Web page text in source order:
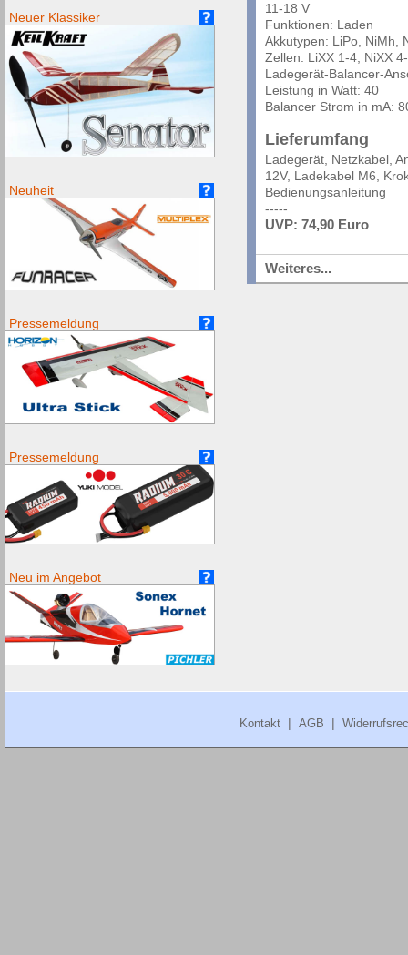
Neuer Klassiker
Neuheit
Pressemeldung
Pressemeldung
Neu im Angebot
11-18 V
Funktionen: Laden
Akkutypen: LiPo, NiMh,
Zellen: LiXX 1-4, NiXX
Ladegerät-Balancer-
Leistung in Watt: 40
Balancer Strom in mA:
Lieferumfang
Ladegerät, Netzkabel,
12V, Ladekabel M6,
Bedienungsanleitung
-----
UVP: 74,90 Euro
Weiteres...
Kontakt| AGB |